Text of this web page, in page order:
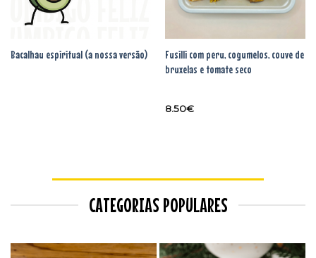
Bacalhau espiritual (a nossa versão)
Fusilli com peru, cogumelos, couve de
bruxelas e tomate seco
8.50€
CATEGORIAS POPULARES